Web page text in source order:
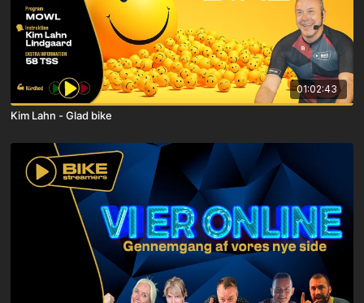
01:02:43
Kim Lahn - Glad bike